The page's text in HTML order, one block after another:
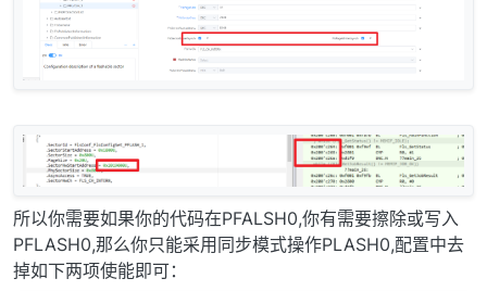
所以你需要如果你的代码在PFALSH0,你有需要擦除或写入
PFLASH0,那么你只能采用同步模式操作PLASH0,配置中去
掉如下两项使能即可：